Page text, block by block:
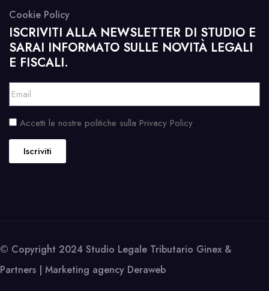
Cookie Policy
ISCRIVITI ALLA NEWSLETTER DI STUDIO E
SARAI INFORMATO SULLE NOVITÀ LEGALI
E FISCALI.
Accetti le nostre politiche sulla Privacy Policy
Iscriviti
© Copyright 2024 Studio Legale Tributario Ginex &
Partners | Marketing agency Deraweb